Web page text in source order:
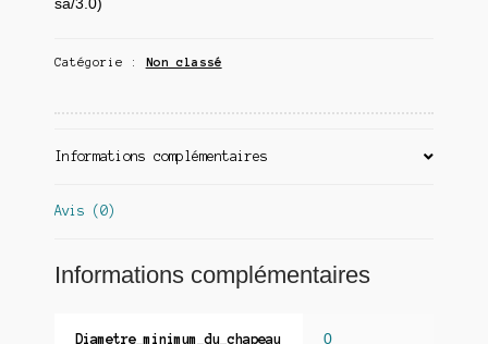
sa/3.0)
Catégorie : Non classé
Informations complémentaires
Avis (0)
Informations complémentaires
Diametre_minimum_du_chapeau 0